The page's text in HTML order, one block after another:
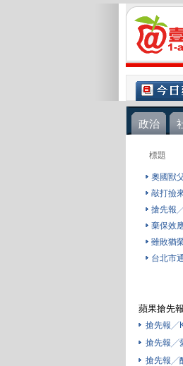
政治
標題
奧國獸
敲打撿
搶先報
棄保效
雖敗猶
台北市
蘋果搶先報
搶先報
搶先報╱
搶先報╱